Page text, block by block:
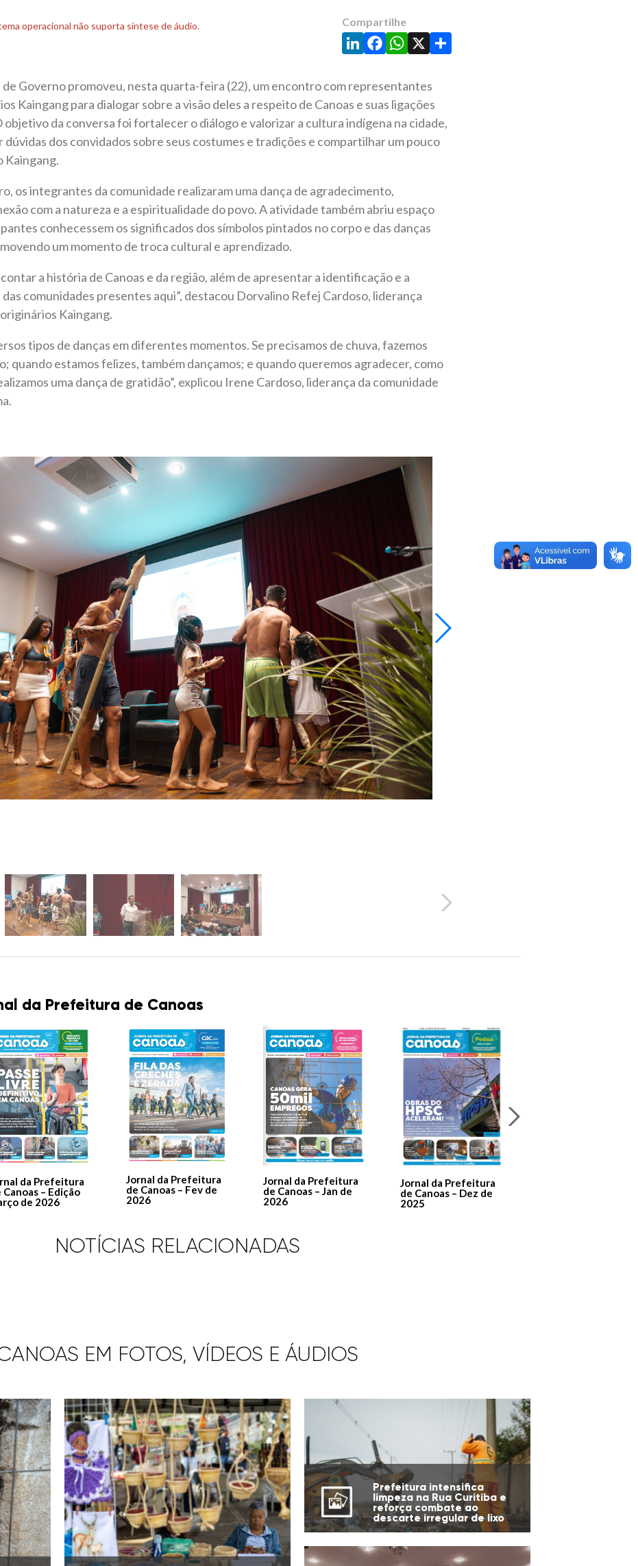
operacional não suporta síntese de áudio. Compartilhe
LinkedIn
Facebook
WhatsApp
X Share
de Governo promoveu, nesta quarta-feira (22), um encontro com representantes
Kaingang para dialogar sobre a visão deles a respeito de Canoas e suas ligações
objetivo da conversa foi fortalecer o diálogo e valorizar a cultura indígena na cidade,
dúvidas dos convidados sobre seus costumes e tradições e compartilhar um pouco
Kaingang.
os integrantes da comunidade realizaram uma dança de agradecimento,
com a natureza e a espiritualidade do povo. A atividade também abriu espaço
conhecessem os significados dos símbolos pintados no corpo e das danças
um momento de troca cultural e aprendizado.
a história de Canoas e da região, além de apresentar a identificação e a
comunidades presentes aqui”, destacou Dorvalino Refej Cardoso, liderança
Kaingang.
tipos de danças em diferentes momentos. Se precisamos de chuva, fazemos
quando estamos felizes, também dançamos; e quando queremos agradecer, como
uma dança de gratidão”, explicou Irene Cardoso, liderança da comunidade
da Prefeitura de Canoas
da Prefeitura
Canoas – Edição
de 2026
Jornal da Prefeitura
de Canoas – Fev de
2026
Jornal da Prefeitura
de Canoas – Jan de
2026
Jornal da Prefeitura
de Canoas – Dez de
2025
NOTÍCIAS RELACIONADAS
EM FOTOS, VÍDEOS E ÁUDIOS
Prefeitura intensifica
limpeza na Rua Curitiba e
reforça combate ao
descarte irregular de lixo